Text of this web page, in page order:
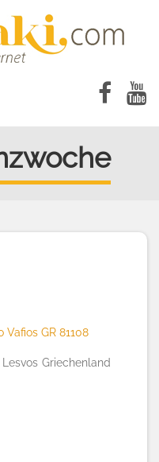
GR 81108
Griechenland